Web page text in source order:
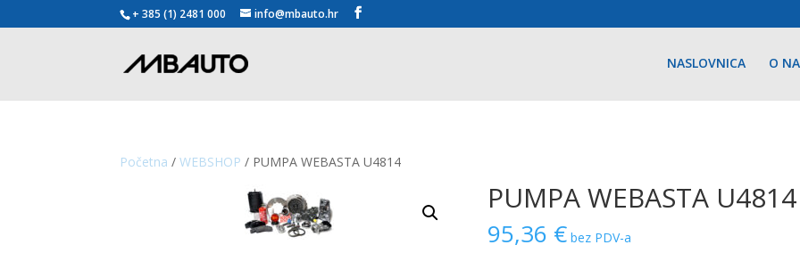
+ 385 (1) 2481 000 info@mbauto.hr
NASLOVNICA O
Početna /WEBSHOP / PUMPA WEBASTA U4814
PUMPA WEBASTA U4814
95,36 € bez PDV-a